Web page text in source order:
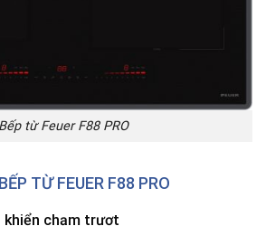
Bếp từ Feuer F88 PRO
BẾP TỪ FEUER F88 PRO
khiển chạm trượt